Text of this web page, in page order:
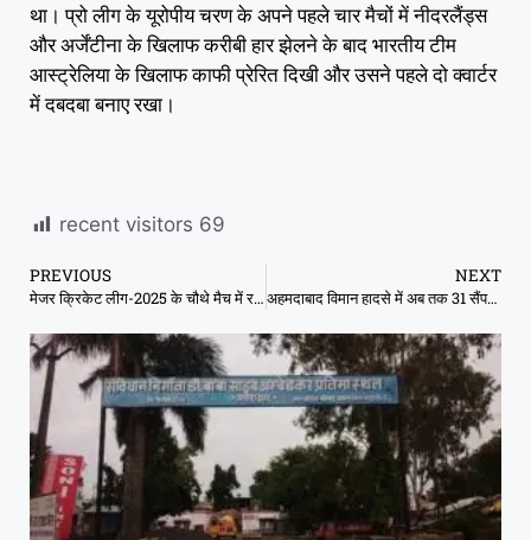
था। प्रो लीग के यूरोपीय चरण के अपने पहले चार मैचों में नीदरलैंड्स
और अर्जेंटीना के खिलाफ करीबी हार झेलने के बाद भारतीय टीम
आस्ट्रेलिया के खिलाफ काफी प्रेरित दिखी और उसने पहले दो क्वार्टर
में दबदबा बनाए रखा।
recent visitors 69
PREVIOUS
मेजर क्रिकेट लीग-2025 के चौथे मैच में रचिन रविंद्र की तूफानी पारी, वाशिंगटन फ्रीडम ने खोला जीत का खाता
NEXT
अहमदाबाद विमान हादसे में अब तक 31 सैंपल मैच हुए, विजय रूपाणी का DNA मैच